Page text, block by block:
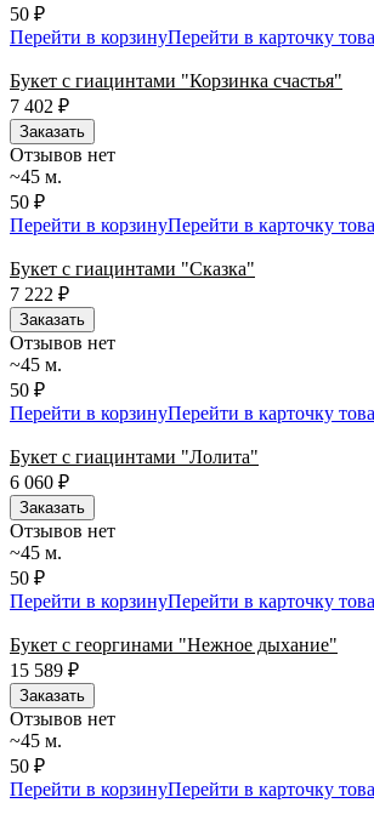
50 ₽
Перейти в корзинуПерейти в карточку
Букет с гиацинтами "Корзинка счастья"
7 402 ₽
Заказать
Отзывов нет
~45 м.
50 ₽
Перейти в корзинуПерейти в карточку
Букет с гиацинтами "Сказка"
7 222 ₽
Заказать
Отзывов нет
~45 м.
50 ₽
Перейти в корзинуПерейти в карточку
Букет с гиацинтами "Лолита"
6 060 ₽
Заказать
Отзывов нет
~45 м.
50 ₽
Перейти в корзинуПерейти в карточку
Букет с георгинами "Нежное дыхание"
15 589 ₽
Заказать
Отзывов нет
~45 м.
50 ₽
Перейти в корзинуПерейти в карточку